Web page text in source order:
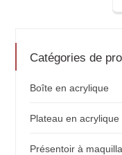
Catégories de
Boîte en acrylique
Plateau en acrylique
Présentoir à